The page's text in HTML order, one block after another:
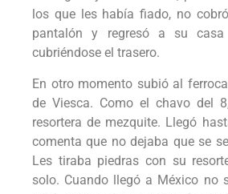
los que les había fiado, no
pantalón y regresó a su
cubriéndose el trasero.
En otro momento subió al
de Viesca. Como el chavo del
resortera de mezquite. Llegó
comenta que no dejaba que se
Les tiraba piedras con su
solo. Cuando llegó a México no